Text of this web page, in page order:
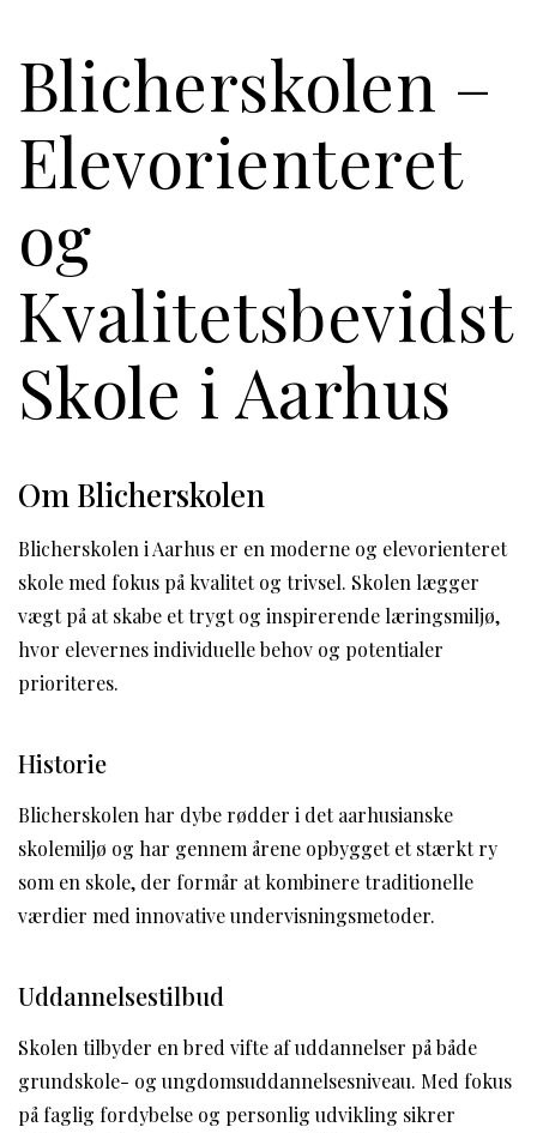
Blicherskolen –
Elevorienteret
og
Kvalitetsbevidst
Skole i Aarhus
Om Blicherskolen
Blicherskolen i Aarhus er en moderne og elevorienteret
skole med fokus på kvalitet og trivsel. Skolen lægger
vægt på at skabe et trygt og inspirerende læringsmiljø,
hvor elevernes individuelle behov og potentialer
prioriteres.
Historie
Blicherskolen har dybe rødder i det aarhusianske
skolemiljø og har gennem årene opbygget et stærkt ry
som en skole, der formår at kombinere traditionelle
værdier med innovative undervisningsmetoder.
Uddannelsestilbud
Skolen tilbyder en bred vifte af uddannelser på både
grundskole- og ungdomsuddannelsesniveau. Med fokus
på faglig fordybelse og personlig udvikling sikrer